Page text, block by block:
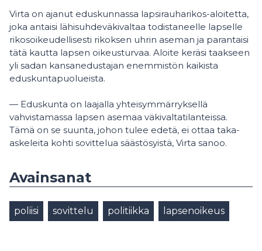
Virta on ajanut eduskunnassa lapsirauharikos-aloitetta,
joka antaisi lähisuhdeväkivaltaa todistaneelle lapselle
rikosoikeudellisesti rikoksen uhrin aseman ja parantaisi
tätä kautta lapsen oikeusturvaa. Aloite keräsi taakseen
yli sadan kansanedustajan enemmistön kaikista
eduskuntapuolueista.
— Eduskunta on laajalla yhteisymmärryksellä
vahvistamassa lapsen asemaa väkivaltatilanteissa.
Tämä on se suunta, johon tulee edetä, ei ottaa taka-
askeleita kohti sovittelua säästösyistä, Virta sanoo.
Avainsanat
poliisi sovittelu politiikka lapsenoikeus